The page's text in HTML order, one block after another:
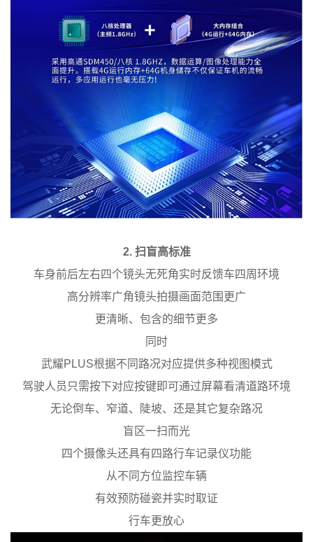
2. 扫盲高标准
车身前后左右四个镜头无死角实时反馈车四周环境
高分辨率广角镜头拍摄画面范围更广
更清晰、包含的细节更多
同时
武耀PLUS根据不同路况对应提供多种视图模式
驾驶人员只需按下对应按键即可通过屏幕看清道路环境
无论倒车、窄道、陡坡、还是其它复杂路况
盲区一扫而光
四个摄像头还具有四路行车记录仪功能
从不同方位监控车辆
有效预防碰瓷并实时取证
行车更放心